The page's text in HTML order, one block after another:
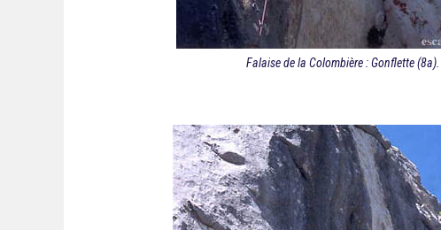
Falaise de la Colombière : Gonflette (8a).